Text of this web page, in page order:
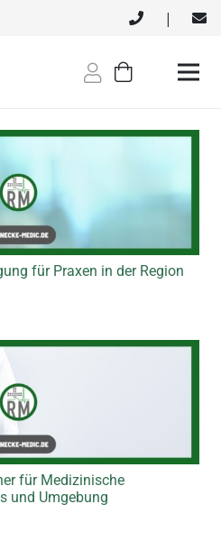
|
für Praxen in der Region
für Medizinische
und Umgebung